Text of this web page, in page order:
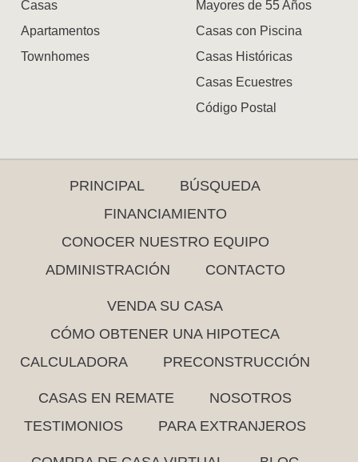
Casas
Apartamentos
Townhomes
Mayores de 55 Años
Casas con Piscina
Casas Históricas
Casas Ecuestres
Código Postal
PRINCIPAL
BÚSQUEDA
FINANCIAMIENTO
CONOCER NUESTRO EQUIPO
ADMINISTRACIÓN
CONTACTO
VENDA SU CASA
CÓMO OBTENER UNA HIPOTECA
CALCULADORA
PRECONSTRUCCIÓN
CASAS EN REMATE
NOSOTROS
TESTIMONIOS
PARA EXTRANJEROS